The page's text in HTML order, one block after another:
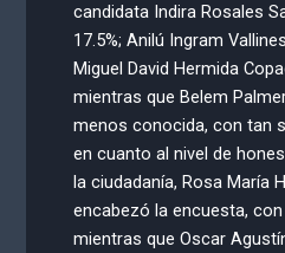
candidata Indira Rosales
17.5%; Anilú Ingram
Miguel David Hermida
mientras que Belem
menos conocida, con tan
en cuanto al nivel de
la ciudadanía, Rosa María
encabezó la encuesta, con
mientras que Oscar